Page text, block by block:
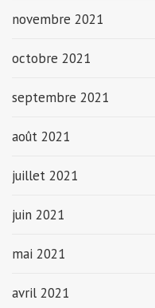
novembre 2021
octobre 2021
septembre 2021
août 2021
juillet 2021
juin 2021
mai 2021
avril 2021